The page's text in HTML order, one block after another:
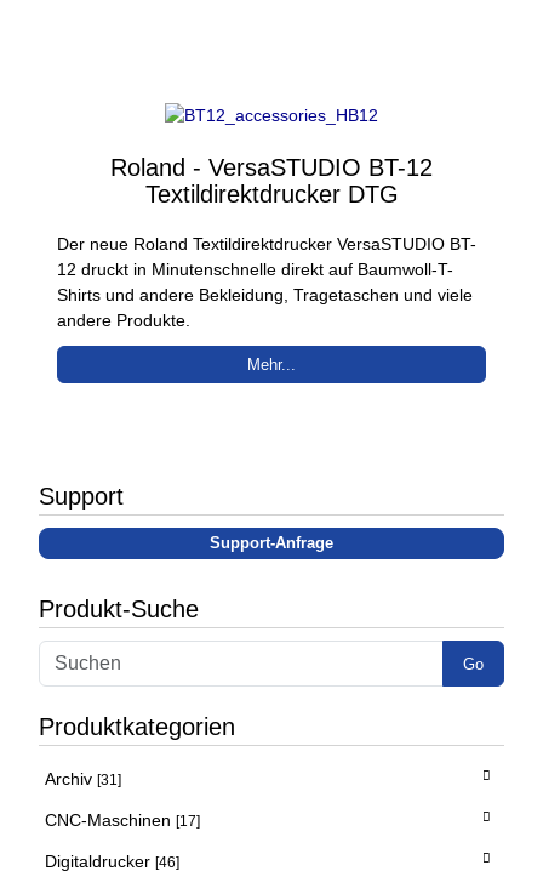
Roland - VersaSTUDIO BT-12
Textildirektdrucker DTG
Der neue Roland Textildirektdrucker VersaSTUDIO BT-
12 druckt in Minutenschnelle direkt auf Baumwoll-T-
Shirts und andere Bekleidung, Tragetaschen und viele
andere Produkte.
Mehr...
Support
Support-Anfrage
Produkt-Suche
Go
Produktkategorien
Archiv [31]
CNC-Maschinen [17]
Digitaldrucker [46]